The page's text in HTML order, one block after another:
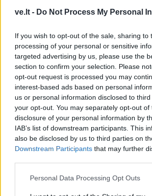
ve.lt - Do Not Process My Personal
If you wish to opt-out of the sale, sharing to
processing of your personal or sensitive
targeted advertising by us, please use the
section to confirm your selection. Please
opt-out request is processed you may
interest-based ads based on personal
us or personal information disclosed to
your opt-out. You may separately opt-out of
disclosure of your personal information by
IAB’s list of downstream participants. This
also be disclosed by us to third parties on
Downstream Participants that may further
Personal Data Processing Opt Outs
– Taip. Ir dabar liks tik atkarpa nuo
Birštono rajono, kuri yra nelabai
finansuoja tą valymą. Dabar mūsų
visų įmanomų būdų, lėšų, telkti visus
sujungtume, kad galėtume per porą
taip, kad iki Alytaus atplauktume.